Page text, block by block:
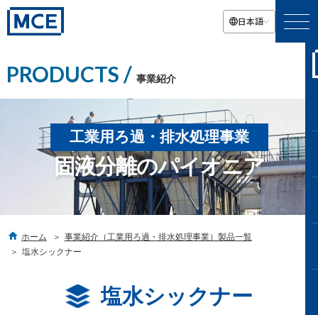
日本語
PRODUCTS / 事業紹介
工業用ろ過・排水処理事業
固液分離のパイオニア
 ホーム
事業紹介（工業用ろ過・排水処理事業）製品一覧
塩水シックナー
塩水シックナー